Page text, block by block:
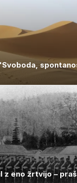
z eno žrtvijo –